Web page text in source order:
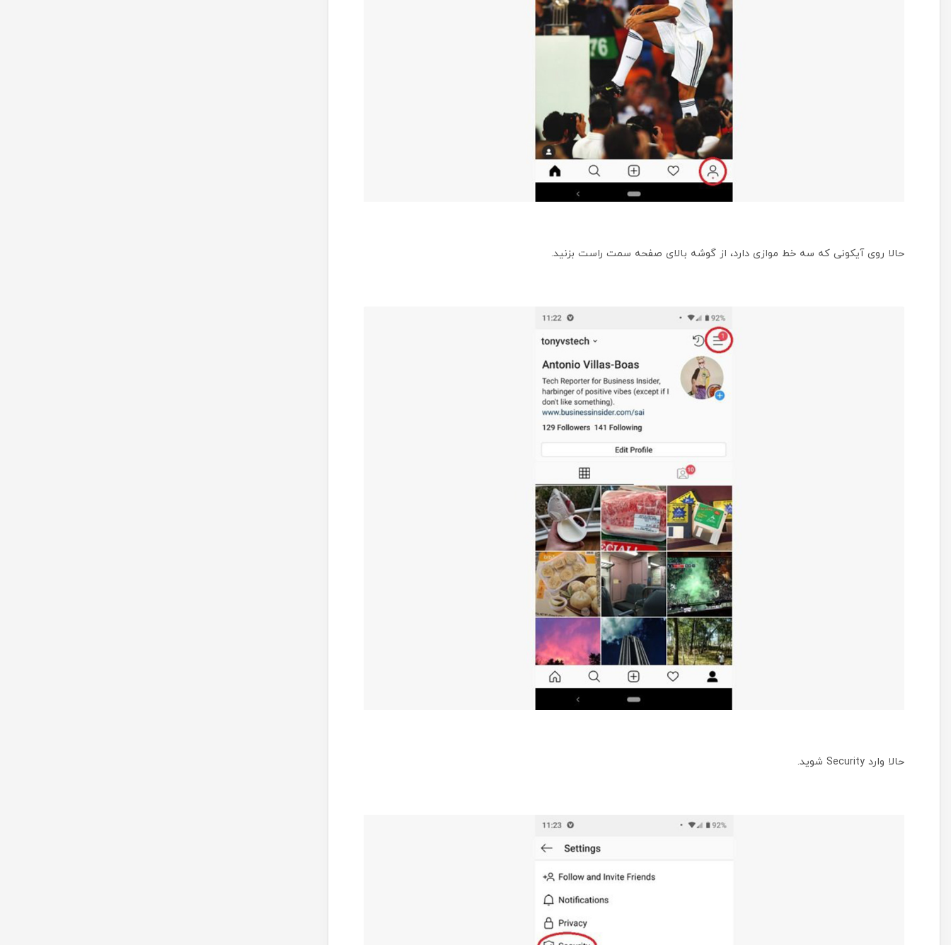
حالا روی آیکونی که سه خط موازی دارد، از گوشه بالای صفحه سمت راست بزنید.
حالا وارد Security شوید.